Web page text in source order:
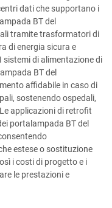
dati che supportano i
BT del
tramite trasformatori di
di energia sicura e
sistemi di alimentazione di
BT del
affidabile in caso di
sostenendo ospedali,
applicazioni di retrofit
portalampada BT del
estese o sostituzione
i costi di progetto e i
le prestazioni e